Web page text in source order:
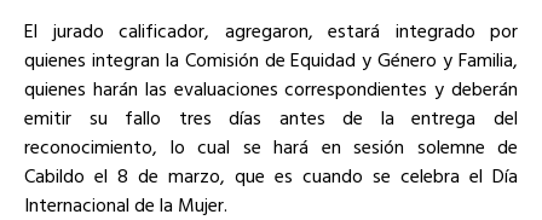
El jurado calificador, agregaron, estará integrado por
quienes integran la Comisión de Equidad y Género y Familia,
quienes harán las evaluaciones correspondientes y deberán
emitir su fallo tres días antes de la entrega del
reconocimiento, lo cual se hará en sesión solemne de
Cabildo el 8 de marzo, que es cuando se celebra el Día
Internacional de la Mujer.